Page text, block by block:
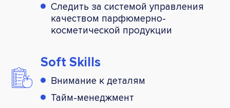
Следить за системой управления
качеством парфюмерно-
косметической продукции
Soft Skills
Внимание к деталям
Тайм-менеджмент